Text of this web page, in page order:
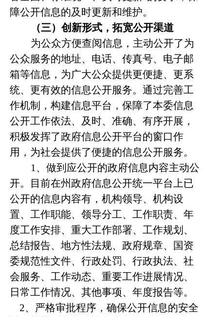
障公开信息的及时更新和维护。
（三）创新形式，拓宽公开渠道
为公众方便查阅信息，主动公开了为
公众服务的地址、电话、传真号、电子邮
箱等信息，为广大公众提供更便捷、更系
统、更有效的信息公开服务。通过完善工
作机制，构建信息平台，保障了本委信息
公开工作依法、及时、准确、有序开展，
积极发挥了政府信息公开平台的窗口作
用，为社会提供了便捷的信息公开服务。
1、 做到应公开的政府信息内容主动公
开。目前在州政府信息公开统一平台上已
公开的信息内容有，机构领导、机构设
置、工作职能、领导分工、工作职责、年
度工作安排、重大工作部署、工作规划、
总结报告、地方性法规、政府规章、国资
委规范性文件、行政处罚、行政执法、社
会服务、工作动态、重要工作进展情况、
日常工作情况、其他事项、年度报告等。
2、严格审批程序，确保公开信息的安全